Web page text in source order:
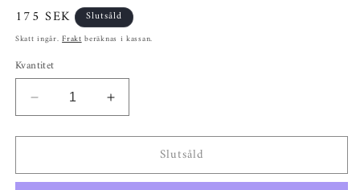
Ordinarie
pris
175 SEK Slutsåld
Skatt ingår.Fraktberäknas i kassan.
Kvantitet
Minska
kvantitet
för
Blomsterplockarkorg
Öka
kvantitet
för
Blomsterplockarkorg
Slutsåld